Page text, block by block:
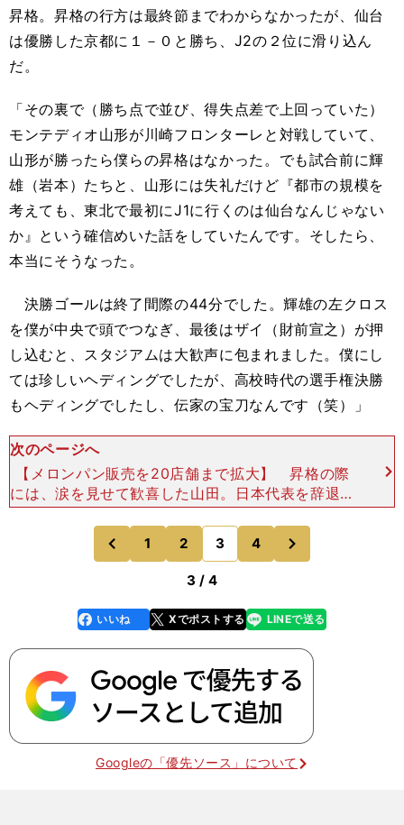
昇格。昇格の行方は最終節までわからなかったが、仙台
は優勝した京都に１－０と勝ち、J2の２位に滑り込ん
だ。
「その裏で（勝ち点で並び、得失点差で上回っていた）
モンテディオ山形が川崎フロンターレと対戦していて、
山形が勝ったら僕らの昇格はなかった。でも試合前に輝
雄（岩本）たちと、山形には失礼だけど『都市の規模を
考えても、東北で最初にJ1に行くのは仙台なんじゃない
か』という確信めいた話をしていたんです。そしたら、
本当にそうなった。
決勝ゴールは終了間際の44分でした。輝雄の左クロス
を僕が中央で頭でつなぎ、最後はザイ（財前宣之）が押
し込むと、スタジアムは大歓声に包まれました。僕にし
ては珍しいヘディングでしたが、高校時代の選手権決勝
もヘディングでしたし、伝家の宝刀なんです（笑）」
次のページへ
【メロンパン販売を20店舗まで拡大】 昇格の際
には、涙を見せて歓喜した山田。日本代表を辞退し
たこともあったが、サッカーすべてに対してモチベ
ーションを失ったわけではなかったのだろう。「す
べては運と縁
前
のページへ
1 2 3 4
のページへ
3 / 4
faceboo
k
いいね Xでポストする
line LINEで送る
Googleの「優先ソース」について